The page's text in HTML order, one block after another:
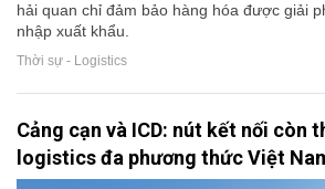
hải quan chỉ đảm bảo hàng hóa được giải
nhập xuất khẩu.
Thời sự - Logistics
Cảng cạn và ICD: nút kết nối còn
logistics đa phương thức Việt